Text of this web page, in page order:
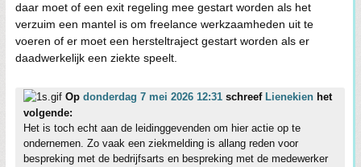
daar moet of een exit regeling mee gestart worden als het
verzuim een mantel is om freelance werkzaamheden uit te
voeren of er moet een hersteltraject gestart worden als er
daadwerkelijk een ziekte speelt.
Op donderdag 7 mei 2026 12:31 schreef Lienekien het
volgende:
Het is toch echt aan de leidinggevenden om hier actie op te
ondernemen. Zo vaak een ziekmelding is allang reden voor
bespreking met de bedrijfsarts en bespreking met de medewerker